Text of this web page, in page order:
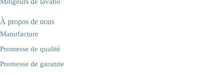
Mitigeurs de lavabo
À propos de nous
Manufacture
Promesse de qualité
Promesse de garantie